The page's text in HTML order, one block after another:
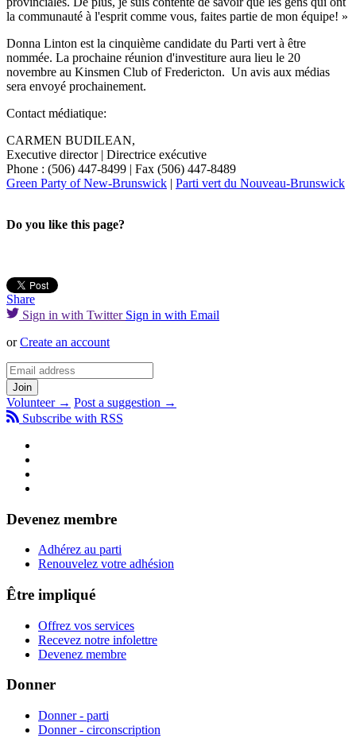
la communauté à l'esprit comme vous, faites partie de mon équipe! »
Donna Linton est la cinquième candidate du Parti vert à être
nommée. La prochaine réunion d'investiture aura lieu le 20
novembre au Kinsmen Club of Fredericton. Un avis aux médias
sera envoyé prochainement.
Contact médiatique:
CARMEN BUDILEAN,
Executive director | Directrice exécutive
Phone : (506) 447-8499 | Fax (506) 447-8489
Green Party of New-Brunswick | Parti vert du Nouveau-Brunswick
Do you like this page?
Share
Sign in with Twitter Sign in with Email
orCreate an account
Volunteer → Post a suggestion →
Subscribe with RSS
Devenez membre
Adhérez au parti
Renouvelez votre adhésion
Être impliqué
Offrez vos services
Recevez notre infolettre
Devenez membre
Donner
Donner - parti
Donner - circonscription